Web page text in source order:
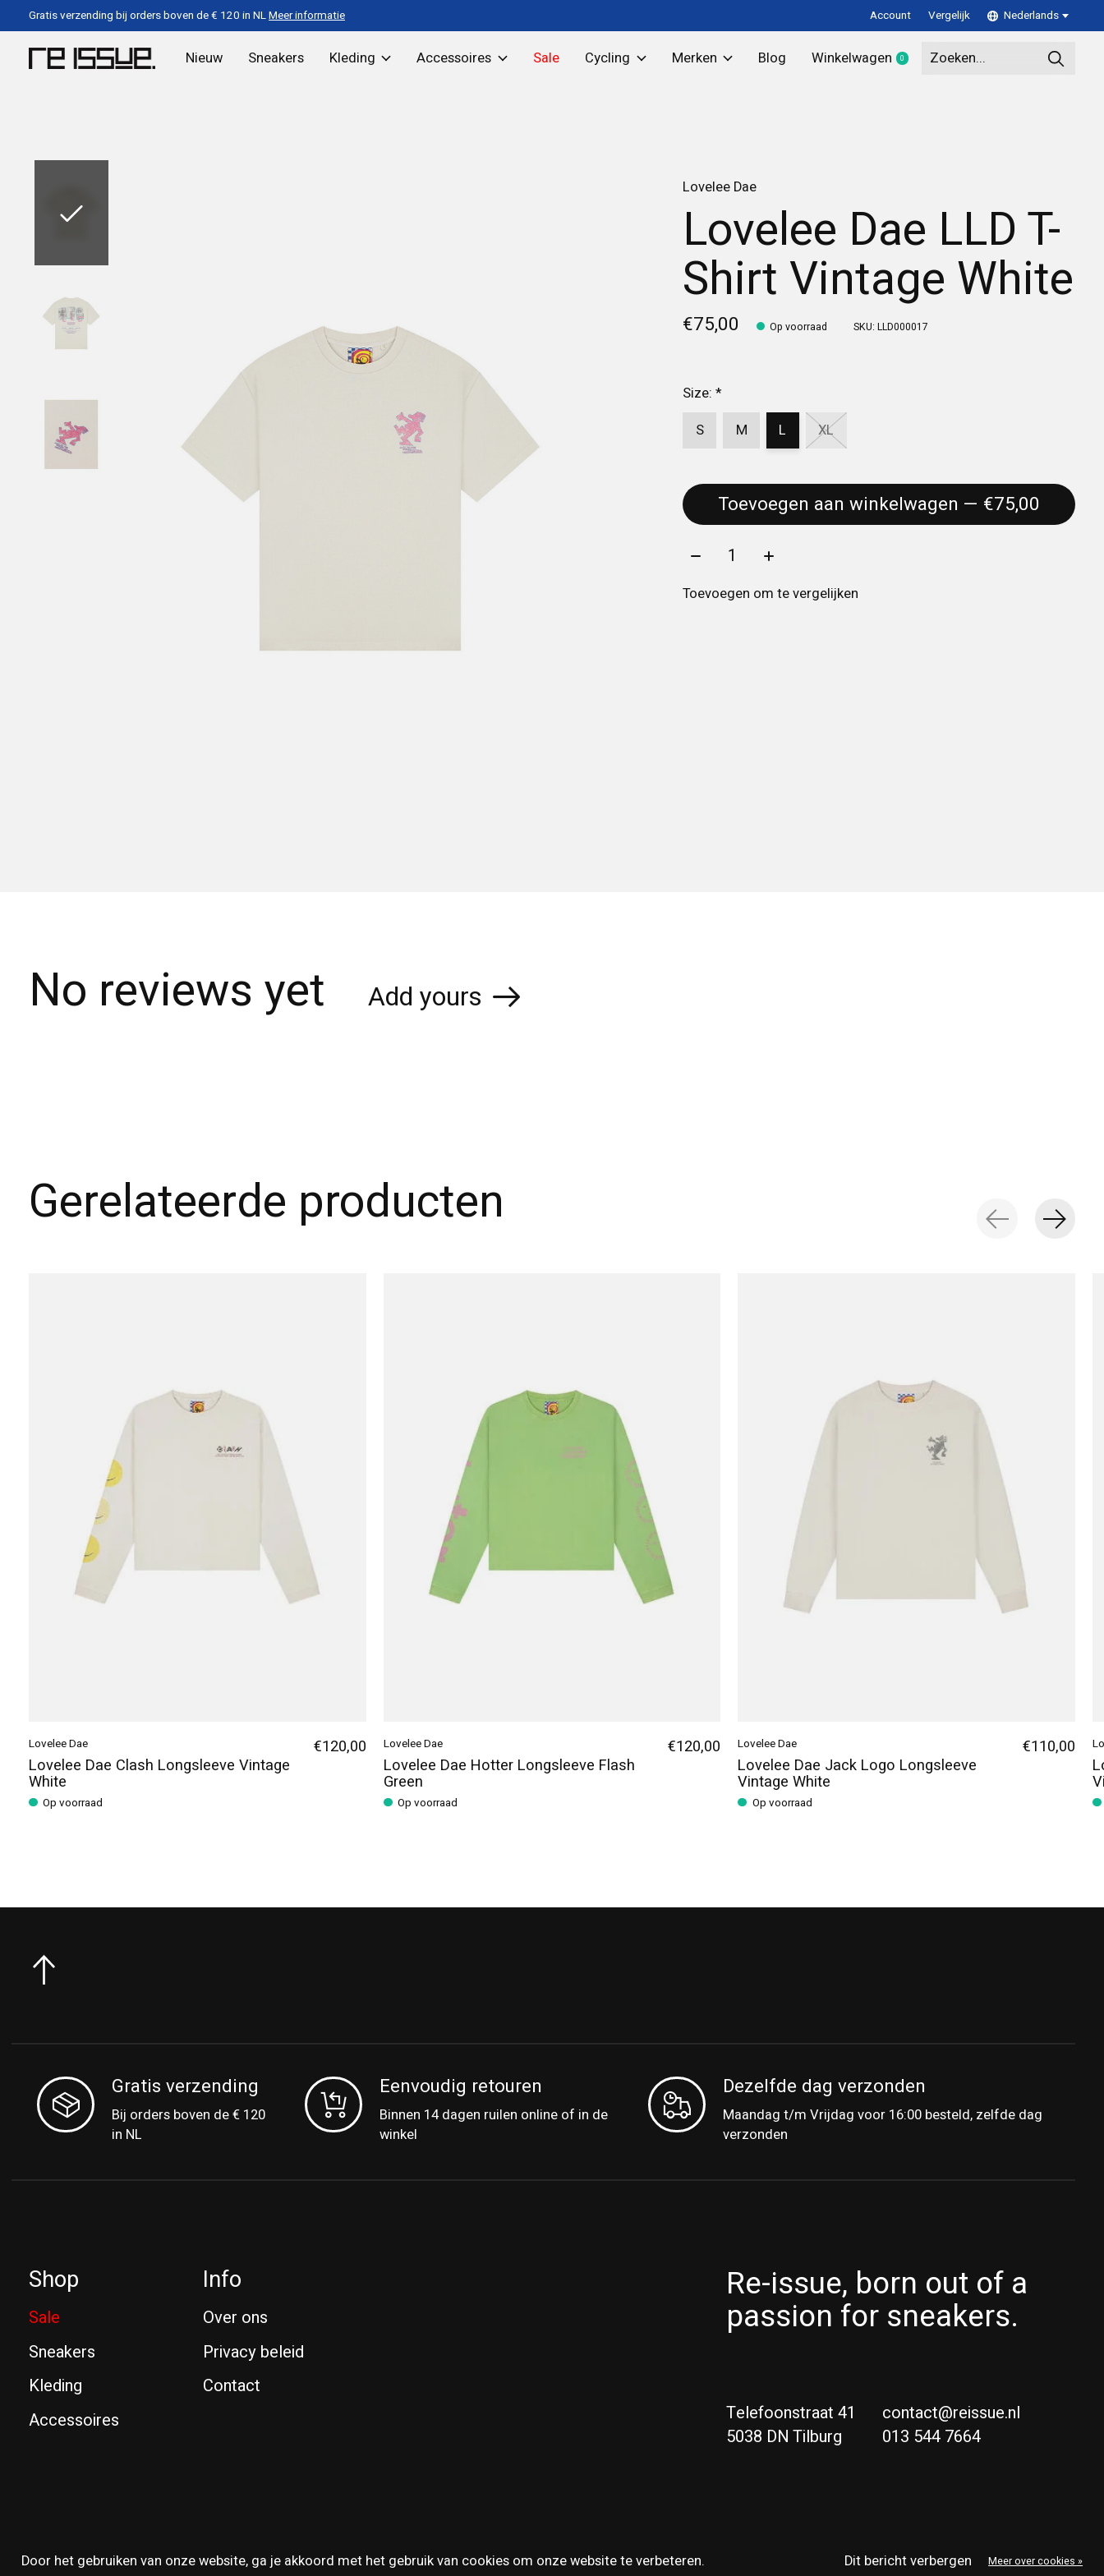
Gratis verzending bij orders boven de € 120 in NLMeer informatie Account Vergelijk Nederlands
Nieuw Sneakers Kleding Accessoires Sale Cycling Merken Blog Winkelwagen 0items
Lovelee Dae
Lovelee Dae LLD T-
Shirt Vintage White
€75,00 Op voorraad SKU: LLD000017
Size:*
S
M L XL
Toevoegen aan winkelwagen — €75,00
Aantal:
Toevoegen om te vergelijken
No reviews yet Add yours
Gerelateerde producten
Lovelee Dae
Lovelee Dae Clash Longsleeve Vintage
White
Op voorraad
€120,00 Lovelee Dae
Lovelee Dae Hotter Longsleeve Flash
Green
Op voorraad
€120,00 Lovelee Dae
Lovelee Dae Jack Logo Longsleeve
Vintage White
Op voorraad
€110,00
Gratis verzending
Bij orders boven de € 120
in NL
Eenvoudig retouren
Binnen 14 dagen ruilen online of in de
winkel
Dezelfde dag verzonden
Maandag t/m Vrijdag voor 16:00 besteld, zelfde dag
verzonden
Shop
Sale
Sneakers
Kleding
Accessoires
Info
Over ons
Privacy beleid
Contact
Re-issue, born out of a
passion for sneakers.
Telefoonstraat 41
5038 DN Tilburg
contact@reissue.nl
013 544 7664
Door het gebruiken van onze website, ga je akkoord met het gebruik van cookies om onze website te verbeteren.
Dit bericht verbergen Meer over cookies »